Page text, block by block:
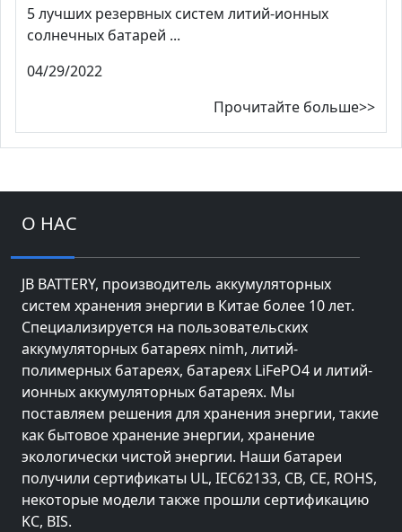
5 лучших резервных систем литий-ионных
солнечных батарей ...
04/29/2022
Прочитайте больше>>
О НАС
JB BATTERY, производитель аккумуляторных
систем хранения энергии в Китае более 10 лет.
Специализируется на пользовательских
аккумуляторных батареях nimh, литий-
полимерных батареях, батареях LiFePO4 и литий-
ионных аккумуляторных батареях. Мы
поставляем решения для хранения энергии, такие
как бытовое хранение энергии, хранение
экологически чистой энергии. Наши батареи
получили сертификаты UL, IEC62133, CB, CE, ROHS,
некоторые модели также прошли сертификацию
KC, BIS.